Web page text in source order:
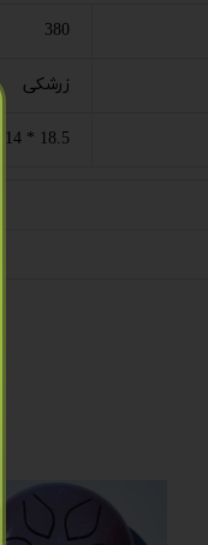
380
زرشکی
18.5 * 14 * 4